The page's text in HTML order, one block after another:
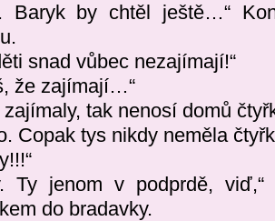
Baryk by chtěl ještě…“
snad vůbec nezajímají!“
že zajímají…“
zajímaly, tak nenosí domů
Copak tys nikdy neměla
Ty jenom v podprdě,
do bradavky.